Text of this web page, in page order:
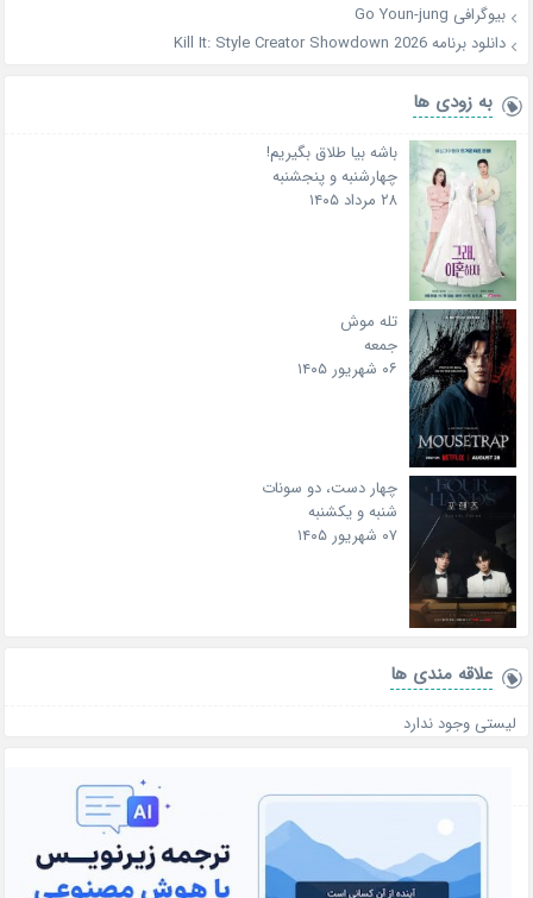
بیوگرافی Go Youn-jung
دانلود برنامه Kill It: Style Creator Showdown 2026
به زودی ها
باشه بیا طلاق بگیریم!
چهارشنبه و پنجشنبه
۲۸ مرداد ۱۴۰۵
تله موش
جمعه
۰۶ شهریور ۱۴۰۵
چهار دست، دو سونات
شنبه و یکشنبه
۰۷ شهریور ۱۴۰۵
علاقه‌ مندی ها
لیستی وجود ندارد